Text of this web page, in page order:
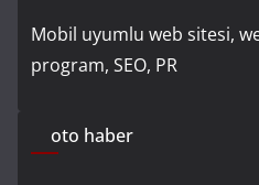
Mobil uyumlu web sitesi,
program, SEO, PR
oto haber